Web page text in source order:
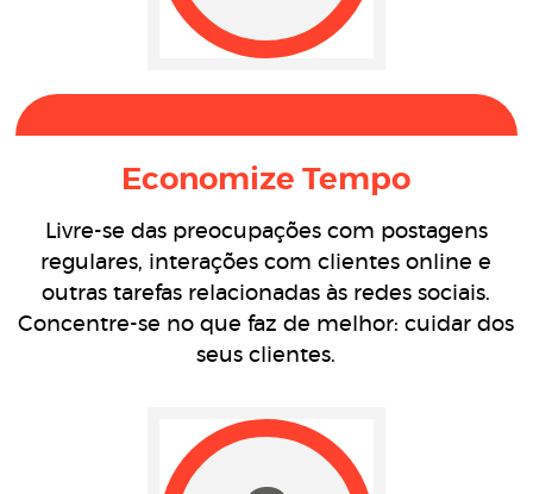
Economize Tempo
Livre-se das preocupações com postagens
regulares, interações com clientes online e
outras tarefas relacionadas às redes sociais.
Concentre-se no que faz de melhor: cuidar dos
seus clientes.